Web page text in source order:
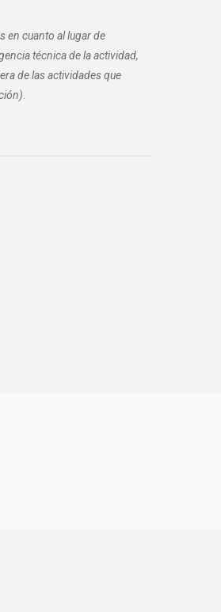
en cuanto al lugar de
técnica de la actividad,
de las actividades que